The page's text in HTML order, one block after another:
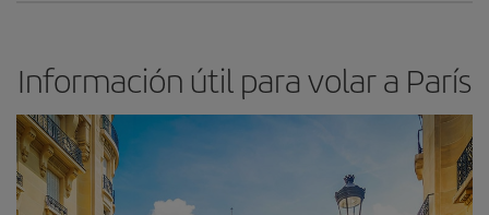
Información útil para volar a París